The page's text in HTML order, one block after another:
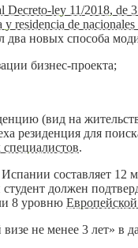
Decreto-ley 11/2018, de
residencia de
два новых способа
бизнес-проекта;
(вид на
резиденция для
.
составляет
должен
8 уровню
не менее 3 лет» в